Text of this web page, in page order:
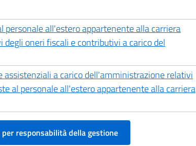
personale all'estero appartenente alla carriera
degli oneri fiscali e contributivi a carico del
assistenziali a carico dell'amministrazione relativi
al personale all'estero appartenente alla carriera
responsabilità della gestione